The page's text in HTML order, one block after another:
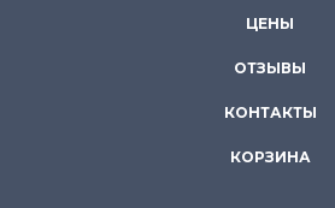
ЦЕНЫ
ОТЗЫВЫ
КОНТАКТЫ
КОРЗИНА